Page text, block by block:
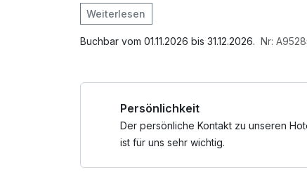
Beginnen Sie den Tag mit einem
winterliche Harzlandschaft erkunden. Bei
Rotwein – perfekt begleitet von feinem
Entspannen und Abschalten ein. Den
Schlossküche bei Kerzenschein und
Hotelbar mit einem Glas Rotwein oder
Im Angebot enthalten
1 Flasche Mineralwasser, Saunabenutzung,
Weiterlesen
Buchbar vom 01.11.2026 bis 31.12.2026. Nr:
Persönlichkeit
Der persönliche Kontakt zu unseren
ist für uns sehr wichtig.